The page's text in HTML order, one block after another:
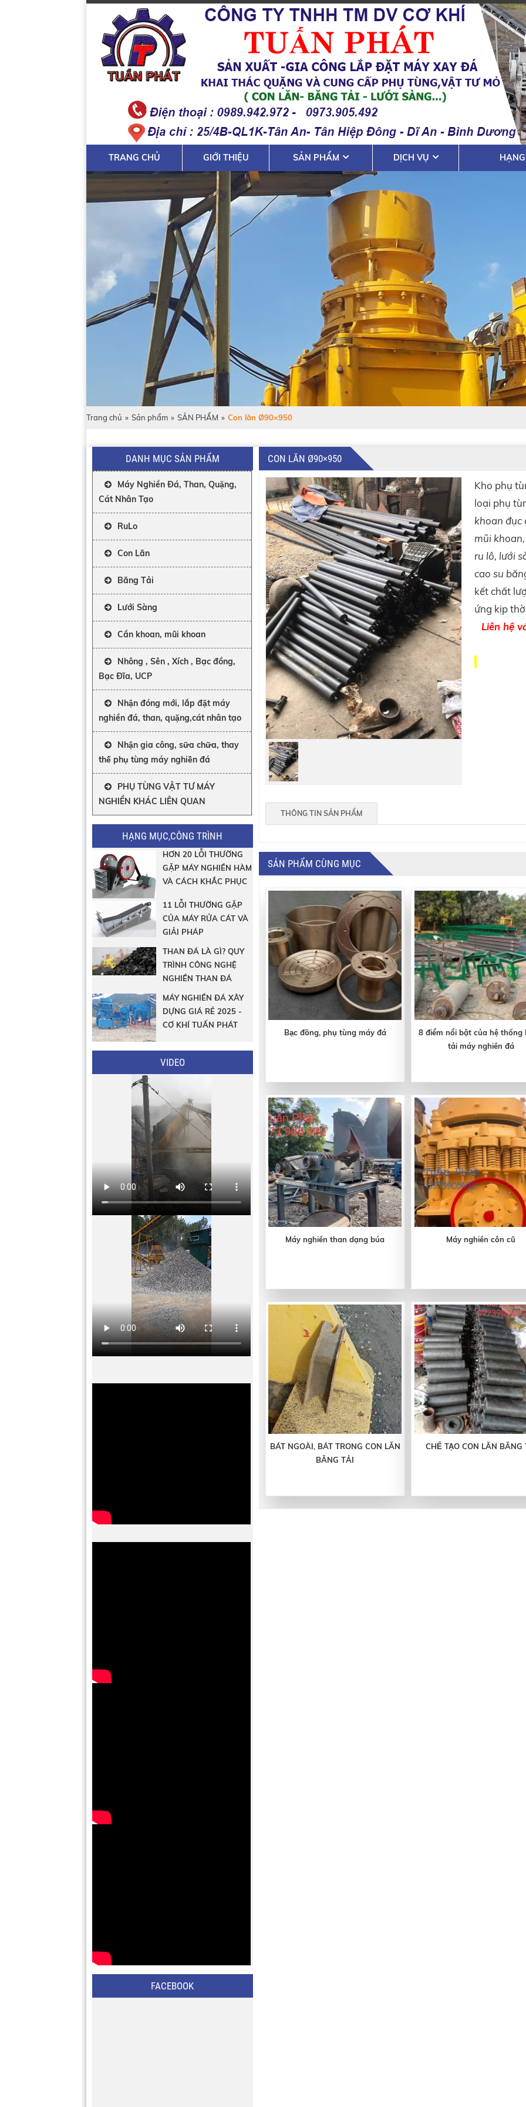
TRANG CHỦ GIỚI THIỆU SẢN PHẨM DỊCH VỤ
Trang chủ » Sản phẩm » SẢN PHẨM » Con lăn Ø90×950
DANH MỤC SẢN PHẨM
Máy Nghiền Đá, Than, Quặng,
Cát Nhân Tạo
RuLo
Con Lăn
Băng Tải
Lưới Sàng
Cần khoan, mũi khoan
Nhông , Sên , Xích , Bạc đồng,
Bạc Đĩa, UCP
Nhận đóng mới, lắp đặt máy
nghiền đá, than, quặng,cát nhân tạo
Nhận gia công, sữa chữa, thay
thế phụ tùng máy nghiền đá
PHỤ TÙNG VẬT TƯ MÁY
NGHIỀN KHÁC LIÊN QUAN
HẠNG MỤC,CÔNG TRÌNH
HƠN 20 LỖI THƯỜNG
GẶP MÁY NGHIỀN HÀM
VÀ CÁCH KHẮC PHỤC
11 LỖI THƯỜNG GẶP
CỦA MÁY RỬA CÁT VÀ
GIẢI PHÁP
THAN ĐÁ LÀ GÌ? QUY
TRÌNH CÔNG NGHỆ
NGHIỀN THAN ĐÁ
MÁY NGHIỀN ĐÁ XÂY
DỰNG GIÁ RẺ 2025 -
CƠ KHÍ TUẤN PHÁT
VIDEO
FACEBOOK
CON LĂN Ø90×950
Kho phụ
loại phụ
khoan đục
mũi
ru lô, lưới
cao su
kết chất
ứng kịp
Liên hệ
THÔNG TIN SẢN PHẨM
SẢN PHẨM CÙNG MỤC
Bạc đồng, phụ tùng máy đá
8 điểm nổi bật của hệ thống
tải máy nghiền đá
Máy nghiền than dạng búa Máy nghiền côn cũ
BÁT NGOÀI, BÁT TRONG CON LĂN
BĂNG TẢI
CHẾ TẠO CON LĂN BĂNG